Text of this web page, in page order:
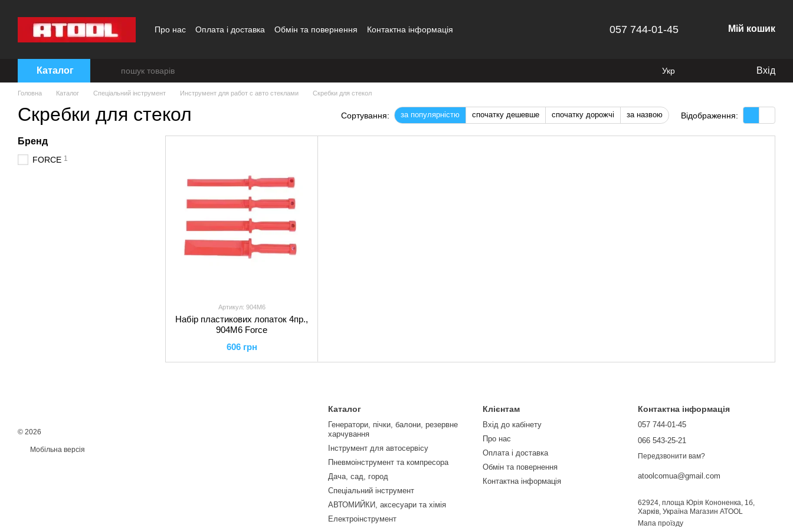
Про нас Оплата і доставка Обмін та повернення Контактна інформація 057 744-01-45 Мій кошик
Каталог Укр Вхід
Головна Каталог Спеціальний інструмент Инструмент для работ с авто стеклами Скребки для стекол
Скребки для стекол Сортування: за популярністю спочатку дешевше спочатку дорожчі за назвою Відображення:
Артикул: 904M6
Набір пластикових лопаток 4пр.,
904M6 Force
606 грн
Бренд
FORCE 1
© 2026
Мобільна версія
Каталог
Генератори, пічки, балони, резервне
харчування
Інструмент для автосервісу
Пневмоінструмент та компресора
Дача, сад, город
Спеціальний інструмент
АВТОМИЙКИ, аксесуари та хімія
Електроінструмент
Клієнтам
Вхід до кабінету
Про нас
Оплата і доставка
Обмін та повернення
Контактна інформація
Контактна інформація
057 744-01-45
066 543-25-21
Передзвонити вам?
atoolcomua@gmail.com
62924, площа Юрія Кононенка, 1б,
Харків, Україна Магазин ATOOL
Мапа проїзду